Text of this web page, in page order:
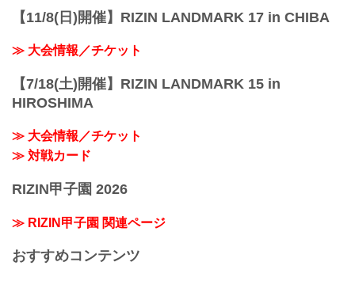
【11/8(日)開催】RIZIN LANDMARK 17 in CHIBA
≫ 大会情報／チケット
【7/18(土)開催】RIZIN LANDMARK 15 in
HIROSHIMA
≫ 大会情報／チケット
≫ 対戦カード
RIZIN甲子園 2026
≫ RIZIN甲子園 関連ページ
おすすめコンテンツ